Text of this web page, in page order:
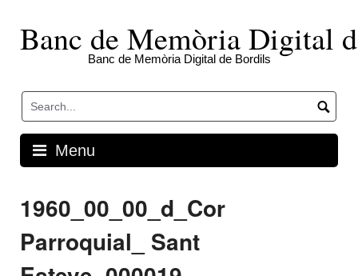
contentBanc de Memòria Digital
Banc de Memòria Digital de Bordils
Menu
1960_00_00_d_Cor
Parroquial_ Sant